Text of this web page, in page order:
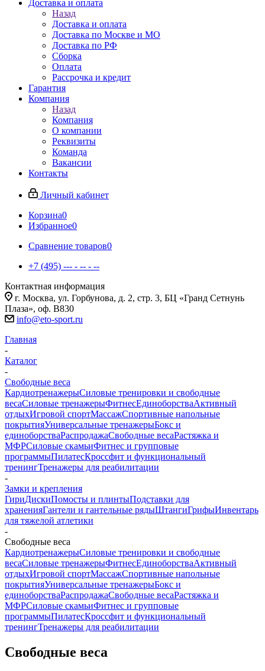
Доставка и оплата
Назад
Доставка и оплата
Доставка по Москве и МО
Доставка по РФ
Сборка
Оплата
Рассрочка и кредит
Гарантия
Компания
Назад
Компания
О компании
Реквизиты
Команда
Вакансии
Контакты
Личный кабинет
Корзина0
Избранное0
Сравнение товаров0
+7 (495) --- - -- - --
Контактная информация
г. Москва, ул. Горбунова, д. 2, стр. 3, БЦ «Гранд Сетнунь
Плаза», оф. В830
info@eto-sport.ru
Главная
-
Каталог
-
Свободные веса
КардиотренажерыСиловые тренировки и свободные
весаСиловые тренажерыФитнесЕдиноборстваАктивный
отдыхИгровой спортМассажСпортивные напольные
покрытияУниверсальные тренажерыБокс и
единоборстваРаспродажаСвободные весаРастяжка и
МФРСиловые скамьиФитнес и групповые
программыПилатесКроссфит и функциональный
тренингТренажеры для реабилитации
-
Замки и крепления
ГириДискиПомосты и плинтыПодставки для
храненияГантели и гантельные рядыШтангиГрифыИнвентарь
для тяжелой атлетики
-
Свободные веса
КардиотренажерыСиловые тренировки и свободные
весаСиловые тренажерыФитнесЕдиноборстваАктивный
отдыхИгровой спортМассажСпортивные напольные
покрытияУниверсальные тренажерыБокс и
единоборстваРаспродажаСвободные весаРастяжка и
МФРСиловые скамьиФитнес и групповые
программыПилатесКроссфит и функциональный
тренингТренажеры для реабилитации
Свободные веса